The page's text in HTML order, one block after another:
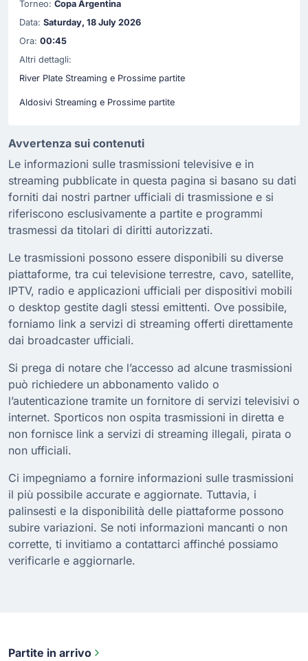
Torneo: Copa Argentina
Data: Saturday, 18 July 2026
Ora: 00:45
Altri dettagli:
River Plate Streaming e Prossime partite
Aldosivi Streaming e Prossime partite
Avvertenza sui contenuti
Le informazioni sulle trasmissioni televisive e in
streaming pubblicate in questa pagina si basano su dati
forniti dai nostri partner ufficiali di trasmissione e si
riferiscono esclusivamente a partite e programmi
trasmessi da titolari di diritti autorizzati.
Le trasmissioni possono essere disponibili su diverse
piattaforme, tra cui televisione terrestre, cavo, satellite,
IPTV, radio e applicazioni ufficiali per dispositivi mobili
o desktop gestite dagli stessi emittenti. Ove possibile,
forniamo link a servizi di streaming offerti direttamente
dai broadcaster ufficiali.
Si prega di notare che l’accesso ad alcune trasmissioni
può richiedere un abbonamento valido o
l’autenticazione tramite un fornitore di servizi televisivi o
internet. Sporticos non ospita trasmissioni in diretta e
non fornisce link a servizi di streaming illegali, pirata o
non ufficiali.
Ci impegniamo a fornire informazioni sulle trasmissioni
il più possibile accurate e aggiornate. Tuttavia, i
palinsesti e la disponibilità delle piattaforme possono
subire variazioni. Se noti informazioni mancanti o non
corrette, ti invitiamo a contattarci affinché possiamo
verificarle e aggiornarle.
Partite in arrivo